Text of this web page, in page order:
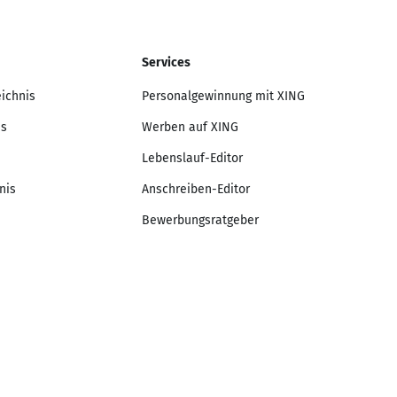
Services
Personalgewinnung mit XING
Werben auf XING
Lebenslauf-Editor
Anschreiben-Editor
Bewerbungsratgeber